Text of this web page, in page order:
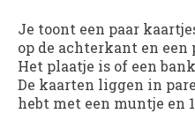
Je toont een paar
op de achterkant en
Het plaatje is of een
De kaarten liggen in
hebt met een muntje en